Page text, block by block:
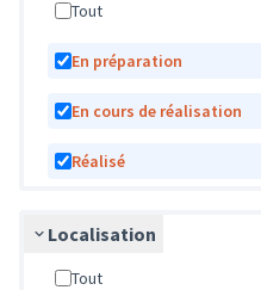
Tout
En préparation
En cours de réalisation
Réalisé
Localisation
Tout